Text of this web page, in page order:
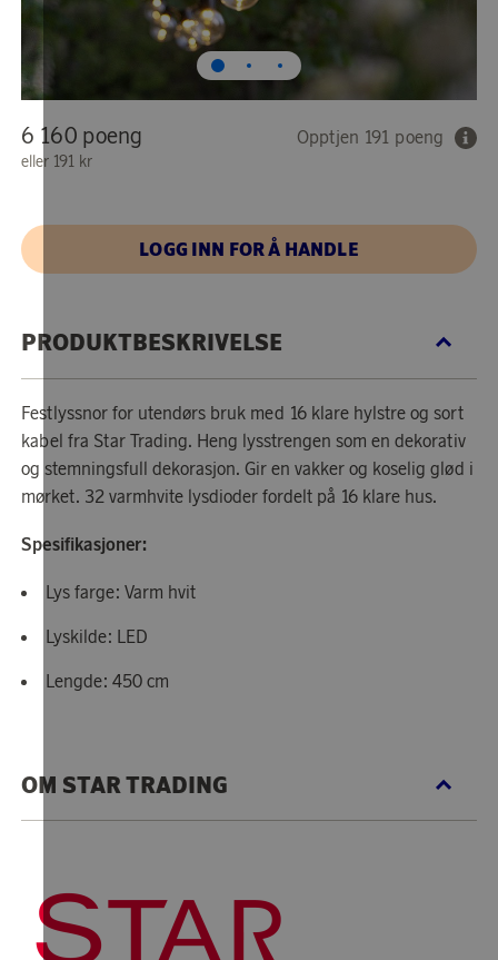
6 160 poeng
eller 191 kr
Opptjen 191 poeng
LOGG INN FOR Å HANDLE
PRODUKTBESKRIVELSE
Festlyssnor for utendørs bruk med 16 klare hylstre og sort
kabel fra Star Trading. Heng lysstrengen som en dekorativ
og stemningsfull dekorasjon. Gir en vakker og koselig glød i
mørket. 32 varmhvite lysdioder fordelt på 16 klare hus.
Spesifikasjoner:
Lys farge: Varm hvit
Lyskilde: LED
Lengde: 450 cm
OM STAR TRADING